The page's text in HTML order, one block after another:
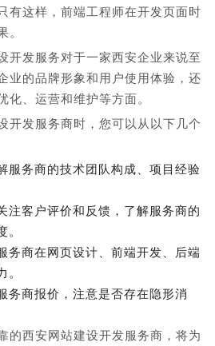
有这样，前端工程师在开发页面时
。
开发服务对于一家西安企业来说至
业的品牌形象和用户使用体验，还
化、运营和维护等方面。
开发服务商时，您可以从以下几个
服务商的技术团队构成、项目经验
注客户评价和反馈，了解服务商的
务商在网页设计、前端开发、后端
务商报价，注意是否存在隐形消
的西安网站建设开发服务商，将为